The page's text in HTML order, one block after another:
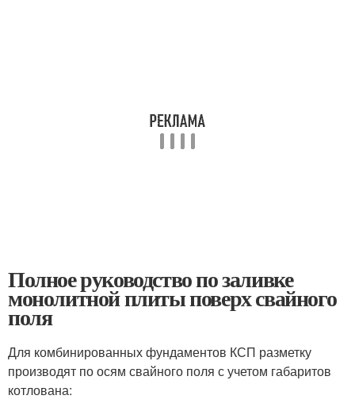
Полное руководство по заливке
монолитной плиты поверх свайного
поля
Для комбинированных фундаментов КСП разметку
производят по осям свайного поля с учетом габаритов
котлована: